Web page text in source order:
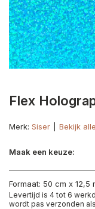
Flex
Merk: Siser Bekijk
Maak een keuze:
Formaat: 50 cm x 12,5
Levertijd is 4 tot 6
wordt pas verzonden